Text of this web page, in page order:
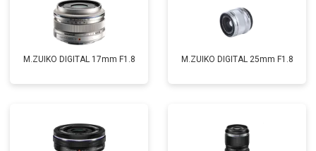
M.ZUIKO DIGITAL 17mm F1.8 M.ZUIKO DIGITAL 25mm F1.8